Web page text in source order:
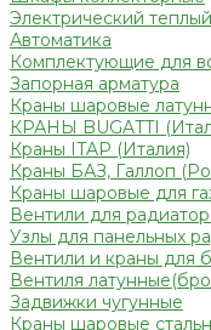
Электрический
Автоматика
Комплектующие для
Запорная арматура
Краны шаровые
КРАНЫ BUGATTI
Краны ITAP (Италия)
Краны БАЗ, Галлоп
Краны шаровые для
Вентили для
Узлы для панельных
Вентили и краны для
Вентиля
Задвижки чугунные
Краны шаровые